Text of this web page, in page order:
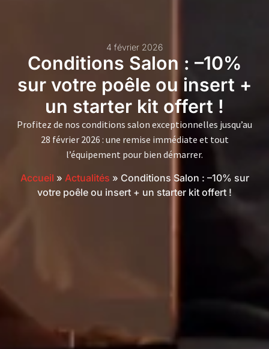
4 février 2026
Conditions Salon : –10%
sur votre poêle ou insert +
un starter kit offert !
Profitez de nos conditions salon exceptionnelles jusqu’au
28 février 2026 : une remise immédiate et tout
l’équipement pour bien démarrer.
Accueil » Actualités » Conditions Salon : –10% sur
votre poêle ou insert + un starter kit offert !